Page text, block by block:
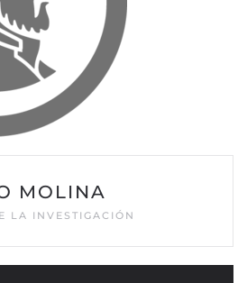
MOLINA
LA INVESTIGACIÓN